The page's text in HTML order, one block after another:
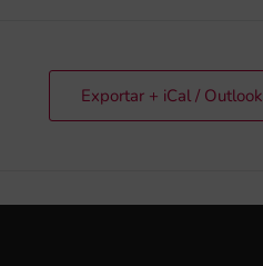
Exportar + iCal / Outlook